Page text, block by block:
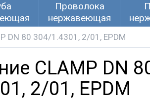
Проволока
нержавеющая
DN 80 304/1.4301, 2/01, EPDM
CLAMP DN
2/01, EPDM